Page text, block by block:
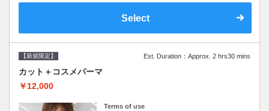
Select
【新規限定】 Est. Duration：Approx. 2 hrs30 mins
カット＋コスメパーマ
￥12,000
Terms of use